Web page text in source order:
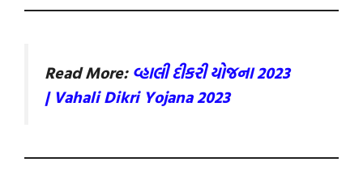
Read More: વ્હાલી દીકરી યોજના 2023
| Vahali Dikri Yojana 2023